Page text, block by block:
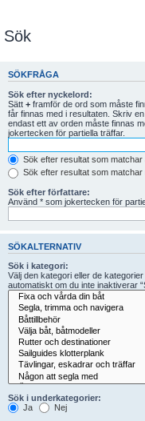
Sök
SÖKFRÅGA
Sök efter nyckelord:
Sätt + framför de ord som måste
får finnas med i resultaten. Skriv
endast ett av orden måste finnas
jokertecken för partiella träffar.
Sök efter resultat som
Sök efter resultat som
Sök efter författare:
Använd * som jokertecken för
SÖKALTERNATIV
Sök i kategori:
Välj den kategori eller de
automatiskt om du inte inaktiverar
Sök i underkategorier:
Ja
Nej